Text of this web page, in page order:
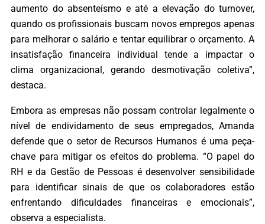
aumento do absenteísmo e até a elevação do turnover,
quando os profissionais buscam novos empregos apenas
para melhorar o salário e tentar equilibrar o orçamento. A
insatisfação financeira individual tende a impactar o
clima organizacional, gerando desmotivação coletiva”,
destaca.
Embora as empresas não possam controlar legalmente o
nível de endividamento de seus empregados, Amanda
defende que o setor de Recursos Humanos é uma peça-
chave para mitigar os efeitos do problema. “O papel do
RH e da Gestão de Pessoas é desenvolver sensibilidade
para identificar sinais de que os colaboradores estão
enfrentando dificuldades financeiras e emocionais”,
observa a especialista.